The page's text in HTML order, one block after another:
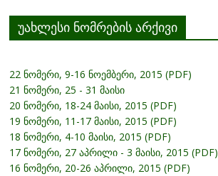
უახლესი ნომრების არქივი
22 ნომერი, 9-16 ნოემბერი, 2015 (PDF)
21 ნომერი, 25 - 31 მაისი
20 ნომერი, 18-24 მაისი, 2015 (PDF)
19 ნომერი, 11-17 მაისი, 2015 (PDF)
18 ნომერი, 4-10 მაისი, 2015 (PDF)
17 ნომერი, 27 აპრილი - 3 მაისი, 2015 (PDF)
16 ნომერი, 20-26 აპრილი, 2015 (PDF)